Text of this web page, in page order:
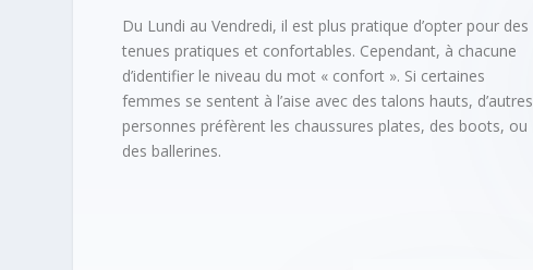
Du Lundi au Vendredi, il est plus pratique d’opter pour des
tenues pratiques et confortables. Cependant, à chacune
d’identifier le niveau du mot « confort ». Si certaines
femmes se sentent à l’aise avec des talons hauts, d’autres
personnes préfèrent les chaussures plates, des boots, ou
des ballerines.